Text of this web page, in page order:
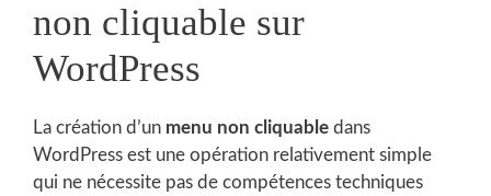
non cliquable sur
WordPress
La création d’un menu non cliquable dans
WordPress est une opération relativement simple
qui ne nécessite pas de compétences techniques